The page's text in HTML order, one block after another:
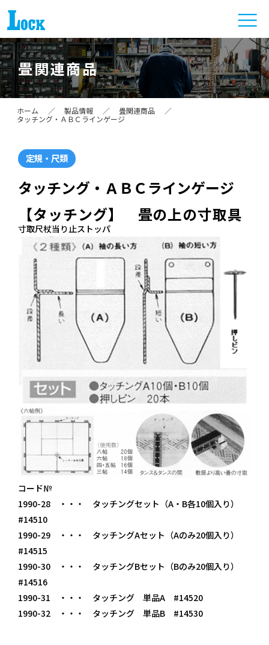
畳関連商品
ホーム ／ 製品情報 ／ 畳関連商品
／
タッチング・ＡＢＣラインゲージ
定規・尺類
タッチング・ＡＢＣラインゲージ
【タッチング】 畳の上の寸取具
寸取尺杖当り止ストッパ
コード№
1990-28 ・・・ タッチングセット（A・B各10個入り）
#14510
1990-29 ・・・ タッチングAセット（Aのみ20個入り）
#14515
1990-30 ・・・ タッチングBセット（Bのみ20個入り）
#14516
1990-31 ・・・ タッチング 単品A #14520
1990-32 ・・・ タッチング 単品B #14530